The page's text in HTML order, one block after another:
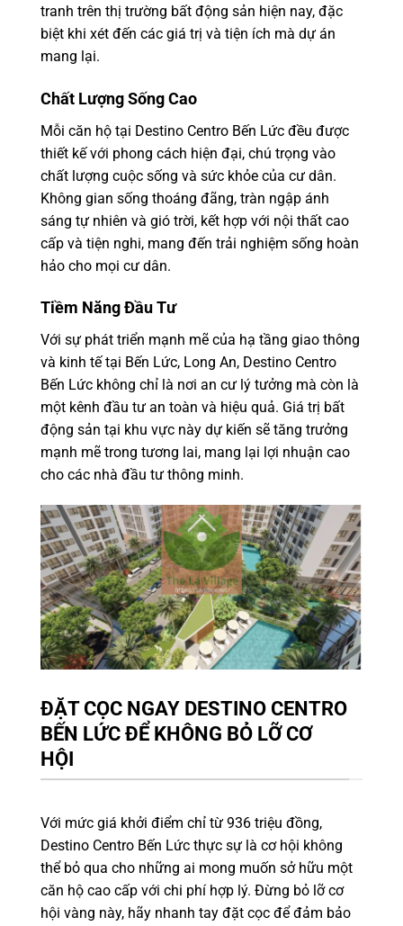
tranh trên thị trường bất động sản hiện nay, đặc
biệt khi xét đến các giá trị và tiện ích mà dự án
mang lại.
Chất Lượng Sống Cao
Mỗi căn hộ tại Destino Centro Bến Lức đều được
thiết kế với phong cách hiện đại, chú trọng vào
chất lượng cuộc sống và sức khỏe của cư dân.
Không gian sống thoáng đãng, tràn ngập ánh
sáng tự nhiên và gió trời, kết hợp với nội thất cao
cấp và tiện nghi, mang đến trải nghiệm sống hoàn
hảo cho mọi cư dân.
Tiềm Năng Đầu Tư
Với sự phát triển mạnh mẽ của hạ tầng giao thông
và kinh tế tại Bến Lức, Long An, Destino Centro
Bến Lức không chỉ là nơi an cư lý tưởng mà còn là
một kênh đầu tư an toàn và hiệu quả. Giá trị bất
động sản tại khu vực này dự kiến sẽ tăng trưởng
mạnh mẽ trong tương lai, mang lại lợi nhuận cao
cho các nhà đầu tư thông minh.
ĐẶT CỌC NGAY DESTINO CENTRO
BẾN LỨC ĐỂ KHÔNG BỎ LỠ CƠ
HỘI
Với mức giá khởi điểm chỉ từ 936 triệu đồng,
Destino Centro Bến Lức thực sự là cơ hội không
thể bỏ qua cho những ai mong muốn sở hữu một
căn hộ cao cấp với chi phí hợp lý. Đừng bỏ lỡ cơ
hội vàng này, hãy nhanh tay đặt cọc để đảm bảo